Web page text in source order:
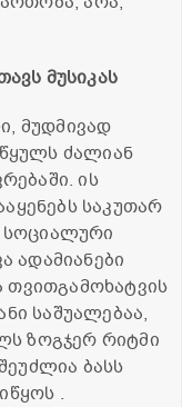
მუსიკას
მუდმივად
ძალიან
ის
საკუთარ
სოციალური
ადამიანები
თვითგამოხატვის
საშუალებაა,
ზოგჯერ რიტმი
ბასს
.